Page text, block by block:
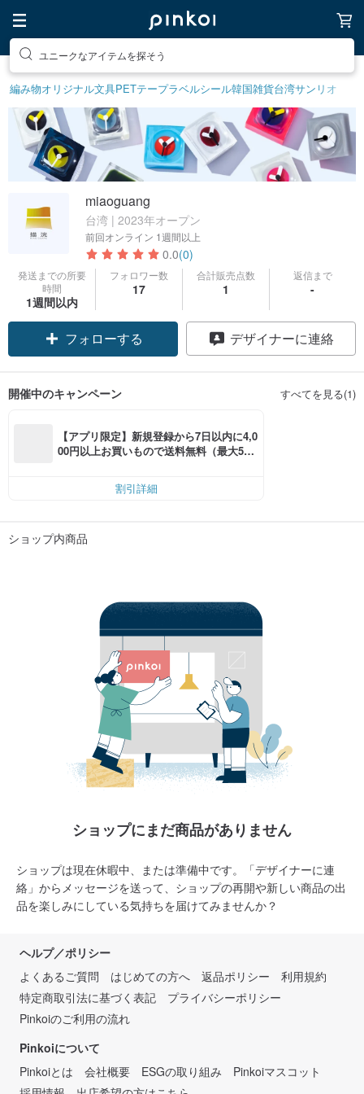
ユニークなアイテムを探そう
編み物オリジナル文具PETテープラベルシール韓国雑貨台湾サンリオ
miaoguang
台湾 | 2023年オープン
前回オンライン 1週間以上
0.0(0)
発送までの所要
時間
1週間以内
フォロワー数
17
合計販売点数
1
返信まで
-
フォローする デザイナーに連絡
開催中のキャンペーン すべてを見る(1)
【アプリ限定】新規登録から7日以内に4,0
00円以上お買いもので送料無料（最大500
割引詳細
ショップ内商品
ショップにまだ商品がありません
ショップは現在休暇中、または準備中です。「デザイナーに連
絡」からメッセージを送って、ショップの再開や新しい商品の出
品を楽しみにしている気持ちを届けてみませんか？
ヘルプ／ポリシー
よくあるご質問
はじめての方へ 返品ポリシー
利用規約
特定商取引法に基づく表記
プライバシーポリシー
Pinkoiのご利用の流れ
Pinkoiについて
Pinkoiとは
会社概要 ESGの取り組み
Pinkoiマスコット